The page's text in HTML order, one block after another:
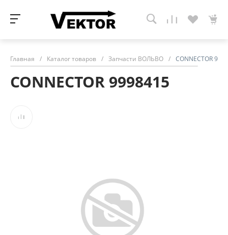
Главная / Каталог товаров / Запчасти ВОЛЬВО / CONNECTOR
CONNECTOR 9998415